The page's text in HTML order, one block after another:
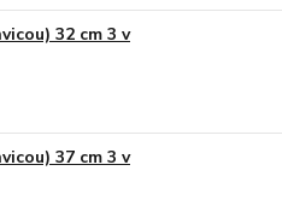
32 cm 3 v
37 cm 3 v